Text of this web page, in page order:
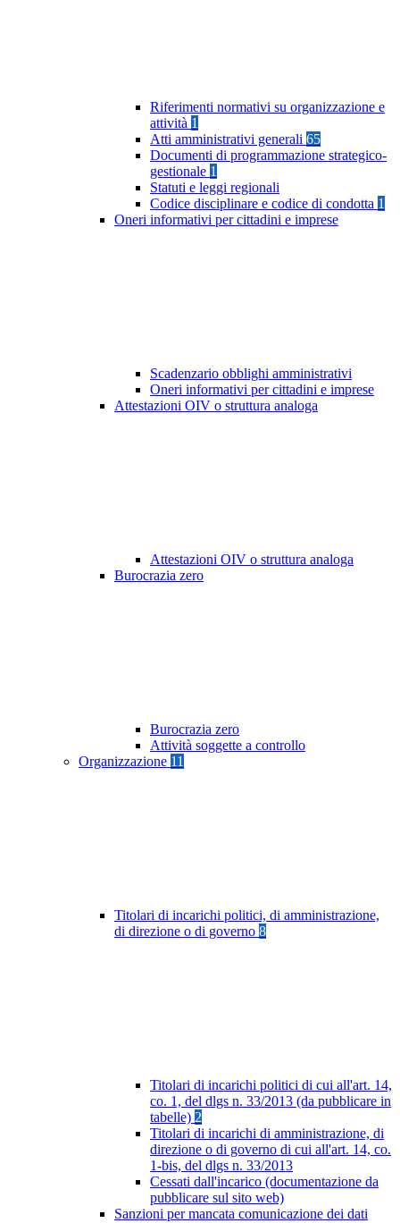
Riferimenti normativi su organizzazione e
attività 1
Atti amministrativi generali 65
Documenti di programmazione strategico-
gestionale 1
Statuti e leggi regionali
Codice disciplinare e codice di condotta 1
Oneri informativi per cittadini e imprese
Scadenzario obblighi amministrativi
Oneri informativi per cittadini e imprese
Attestazioni OIV o struttura analoga
Attestazioni OIV o struttura analoga
Burocrazia zero
Burocrazia zero
Attività soggette a controllo
Organizzazione 11
Titolari di incarichi politici, di amministrazione,
di direzione o di governo 8
Titolari di incarichi politici di cui all'art. 14,
co. 1, del dlgs n. 33/2013 (da pubblicare in
tabelle) 2
Titolari di incarichi di amministrazione, di
direzione o di governo di cui all'art. 14, co.
1-bis, del dlgs n. 33/2013
Cessati dall'incarico (documentazione da
pubblicare sul sito web)
Sanzioni per mancata comunicazione dei dati